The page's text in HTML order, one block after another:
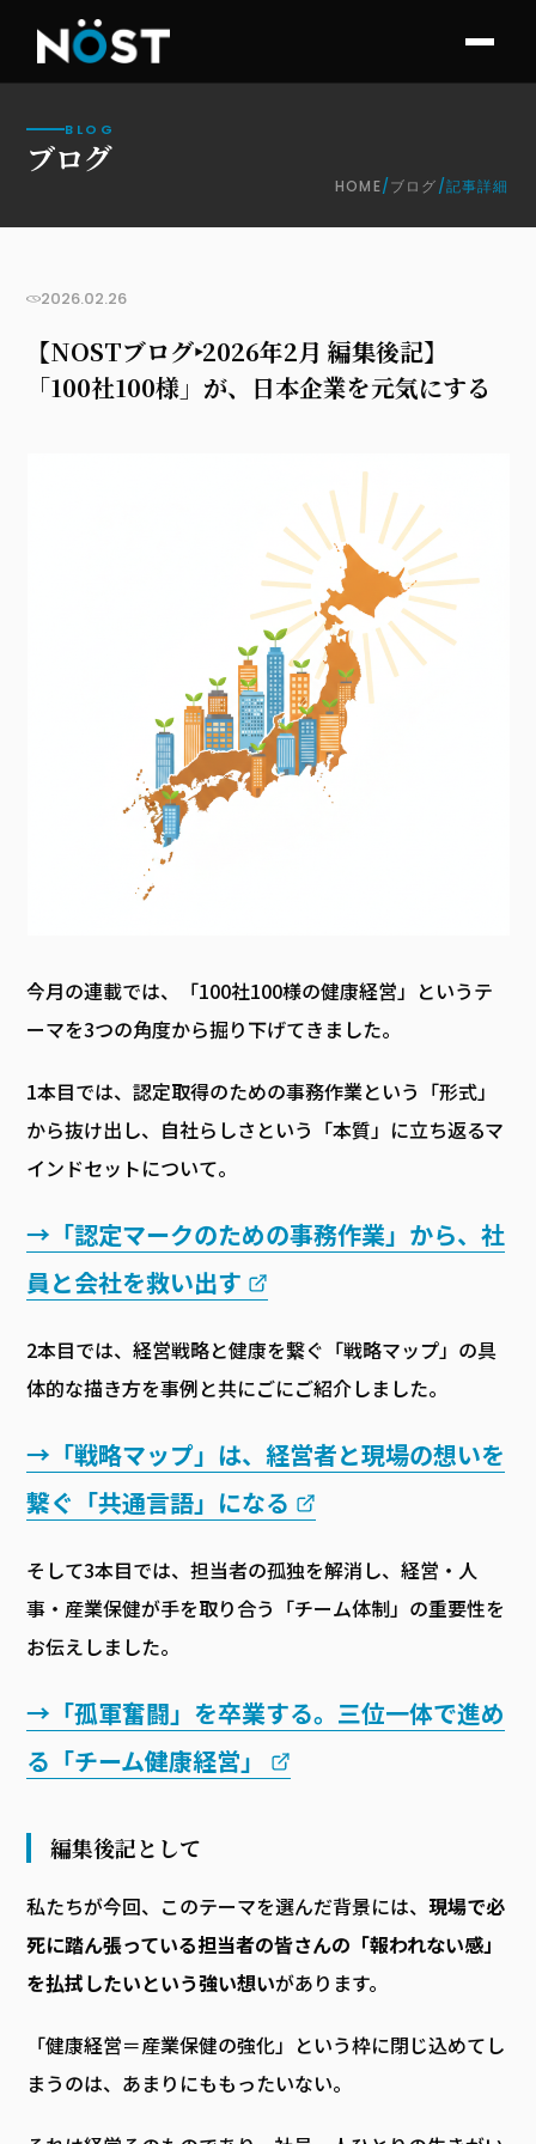
BLOG
ブログ
HOME/ブログ/記事詳細
2026.02.26
【NOSTブログ‣2026年2月 編集後記】
「100社100様」が、日本企業を元気にする
今月の連載では、「100社100様の健康経営」というテ
ーマを3つの角度から掘り下げてきました。
1本目では、認定取得のための事務作業という「形式」
から抜け出し、自社らしさという「本質」に立ち返るマ
インドセットについて。
→「認定マークのための事務作業」から、社
員と会社を救い出す
2本目では、経営戦略と健康を繋ぐ「戦略マップ」の具
体的な描き方を事例と共にごにご紹介しました。
→「戦略マップ」は、経営者と現場の想いを
繋ぐ「共通言語」になる
そして3本目では、担当者の孤独を解消し、経営・人
事・産業保健が手を取り合う「チーム体制」の重要性を
お伝えしました。
→「孤軍奮闘」を卒業する。三位一体で進め
る「チーム健康経営」
編集後記として
私たちが今回、このテーマを選んだ背景には、現場で必
死に踏ん張っている担当者の皆さんの「報われない感」
を払拭したいという強い想いがあります。
「健康経営＝産業保健の強化」という枠に閉じ込めてし
まうのは、あまりにももったいない。